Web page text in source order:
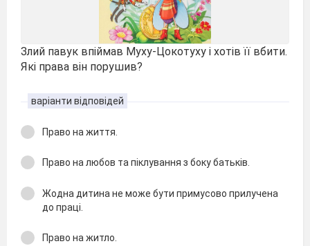
Злий павук впіймав Муху-Цокотуху і хотів її вбити.
Які права він порушив?
варіанти відповідей
Право на життя.
Право на любов та піклування з боку батьків.
Жодна дитина не може бути примусово прилучена
до праці.
Право на житло.